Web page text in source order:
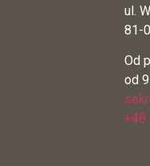
ul.
81-
Od
od
+48